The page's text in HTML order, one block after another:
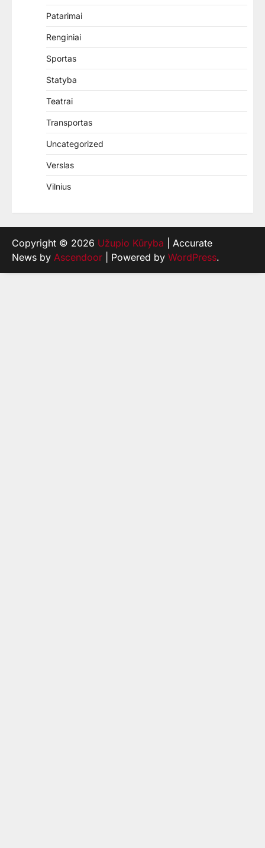
Patarimai
Renginiai
Sportas
Statyba
Teatrai
Transportas
Uncategorized
Verslas
Vilnius
Copyright © 2026 Užupio Kūryba | Accurate
News by Ascendoor | Powered by WordPress.